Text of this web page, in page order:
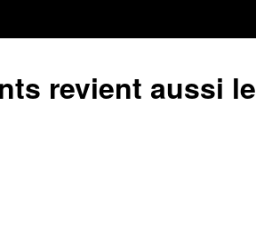
revient aussi le